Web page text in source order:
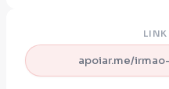
LINK
apoiar.me/